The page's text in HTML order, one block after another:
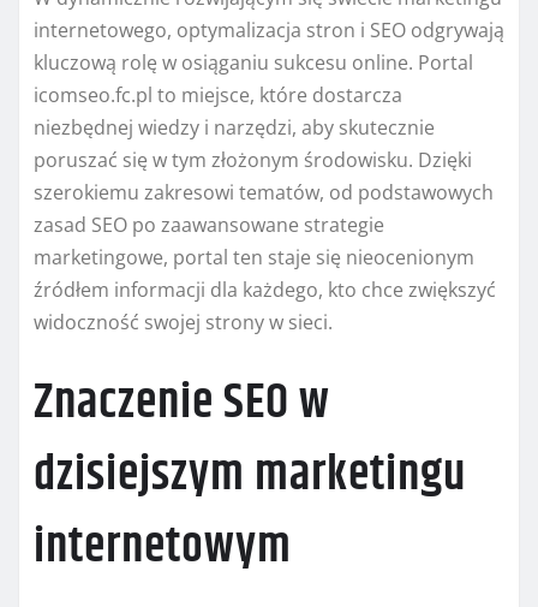
internetowego, optymalizacja stron i SEO odgrywają
kluczową rolę w osiąganiu sukcesu online. Portal
icomseo.fc.pl to miejsce, które dostarcza
niezbędnej wiedzy i narzędzi, aby skutecznie
poruszać się w tym złożonym środowisku. Dzięki
szerokiemu zakresowi tematów, od podstawowych
zasad SEO po zaawansowane strategie
marketingowe, portal ten staje się nieocenionym
źródłem informacji dla każdego, kto chce zwiększyć
widoczność swojej strony w sieci.
Znaczenie SEO w
dzisiejszym marketingu
internetowym